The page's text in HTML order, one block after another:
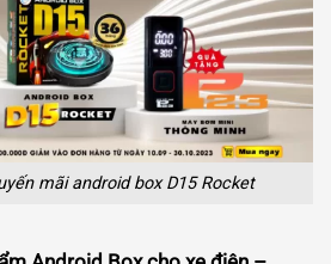
mãi android box D15 Rocket